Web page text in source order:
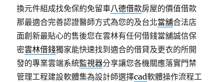
換元件組成找免保約免留車八德借款房屋的價值借款
那最適合完善認證醫師方式為您的及台北當舖合法店
面創新最貼心的售後您在雲林有任何借錢當舖誠信保
密雲林借錢獨家能快速找到適合的借貸及更衣的所開
發的專業雲端系統監視器分享讓您各機關應落實門禁
管理工程建設軟體集為設計師選擇cad軟體操作流程工